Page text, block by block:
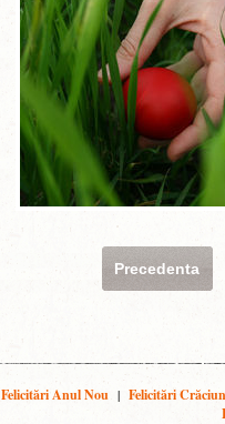
Precedenta
Felicitări Anul Nou | Felicitări